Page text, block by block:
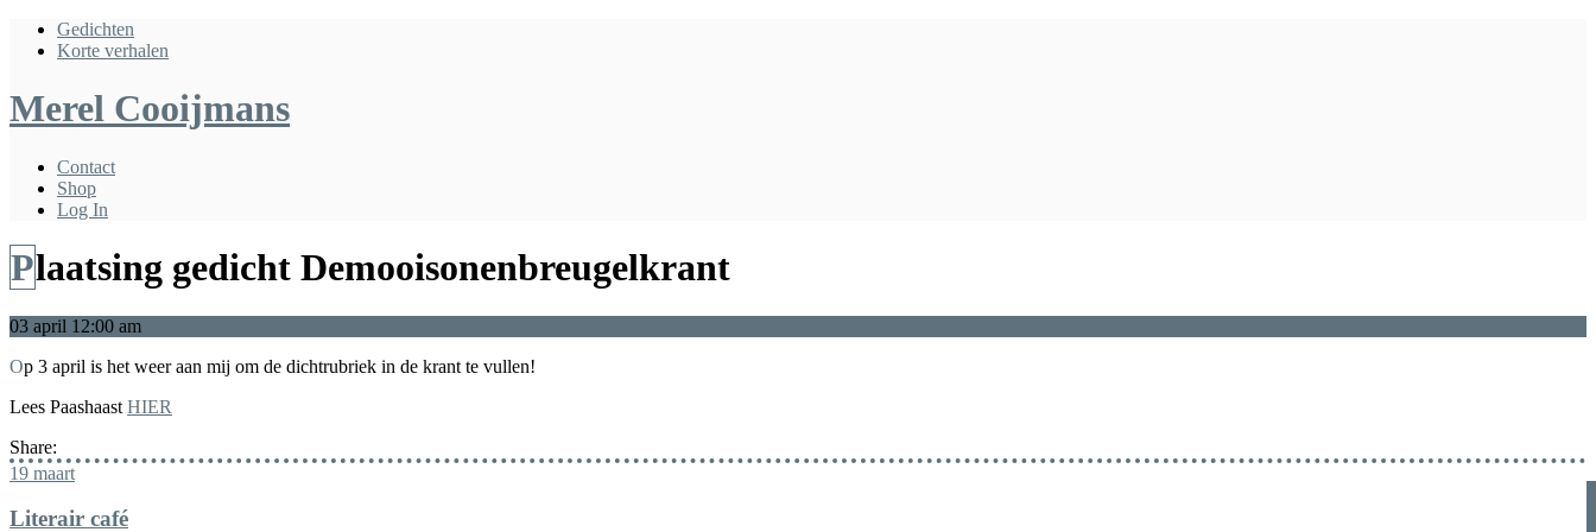
Gedichten
Korte verhalen
Merel Cooijmans
Contact
Shop
Log In
Plaatsing gedicht Demooisonenbreugelkrant
03 april 12:00 am
Op 3 april is het weer aan mij om de dichtrubriek in de krant te vullen!
Lees Paashaast HIER
Share:
19 maart
Literair café